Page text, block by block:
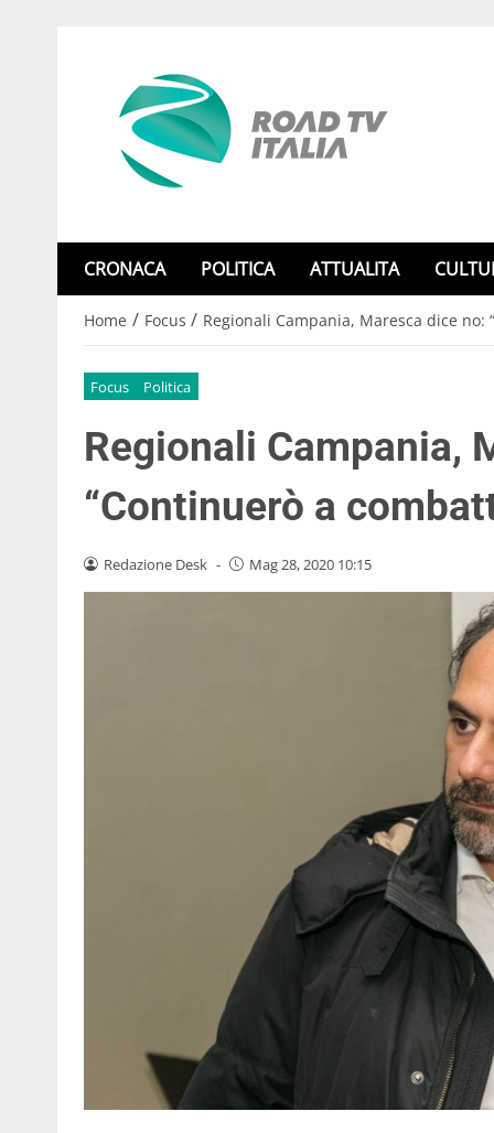
CRONACA POLITICA ATTUALITA
Home / Focus / Regionali Campania, Maresca dice
Focus Politica
Regionali Campania,
“Continuerò a
Redazione Desk - Mag 28, 2020 10:15